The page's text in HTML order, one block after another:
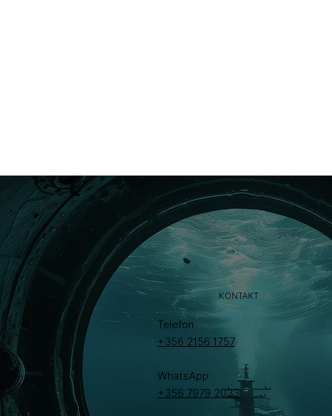
KONTAKT
Telefon
+356 2156 1757
WhatsApp
+356 7979 2033